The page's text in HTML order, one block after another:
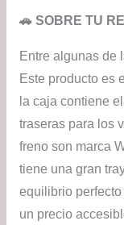
🚗 SOBRE TU
Entre algunas de
Este producto es
la caja contiene
traseras para los
freno son marca
tiene una gran
equilibrio
un precio